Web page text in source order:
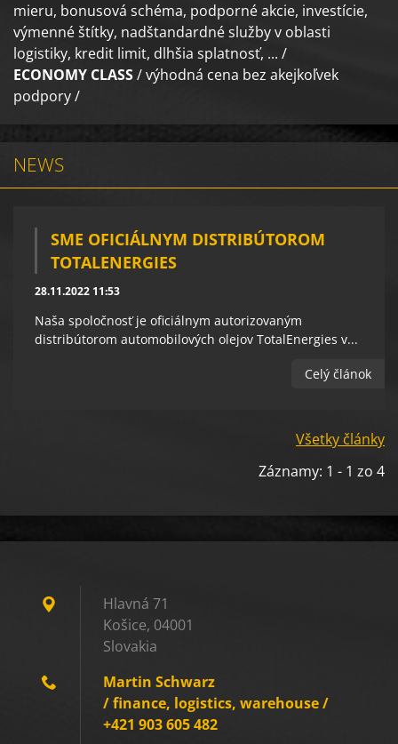
mieru, bonusová schéma, podporné akcie, investície,
výmenné štítky, nadštandardné služby v oblasti
logistiky, kredit limit, dlhšia splatnosť, ... /
ECONOMY CLASS/ výhodná cena bez akejkoľvek
podpory /
NEWS
SME OFICIÁLNYM DISTRIBÚTOROM
TOTALENERGIES
28.11.2022 11:53
Naša spoločnosť je oficiálnym autorizovaným
distribútorom automobilových olejov TotalEnergies v...
Celý článok
Všetky články
Záznamy: 1 - 1 zo 4
Hlavná 71
Košice, 04001
Slovakia
Martin Schwarz
/ finance, logistics, warehouse /
+421 903 605 482